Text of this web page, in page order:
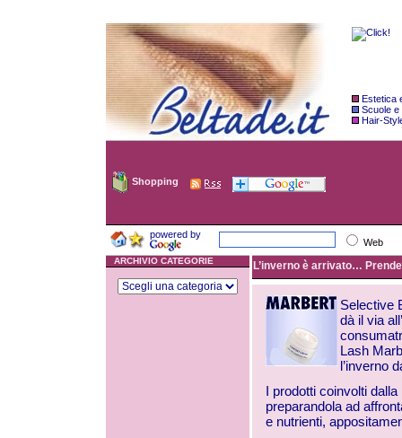
Estetica
Scuole e
Hair-
Shopping
powered by
Web
ARCHIVIO CATEGORIE L’inverno è arrivato…
Selective
dà il via
Lash
l’inverno
I prodotti coinvolti
preparandola ad
e nutrienti,